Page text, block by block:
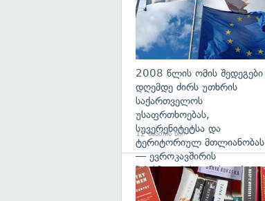
2008 წლის ომის შედეგები
დღემდე ძირს უთხრის
საქართველოს
უსაფრთხოებას,
სუვერენიტეტსა და
ტერიტორიულ მთლიანობას
— ევროკავშირის
პრესპიკერის განცხადება
12 საათის წინ